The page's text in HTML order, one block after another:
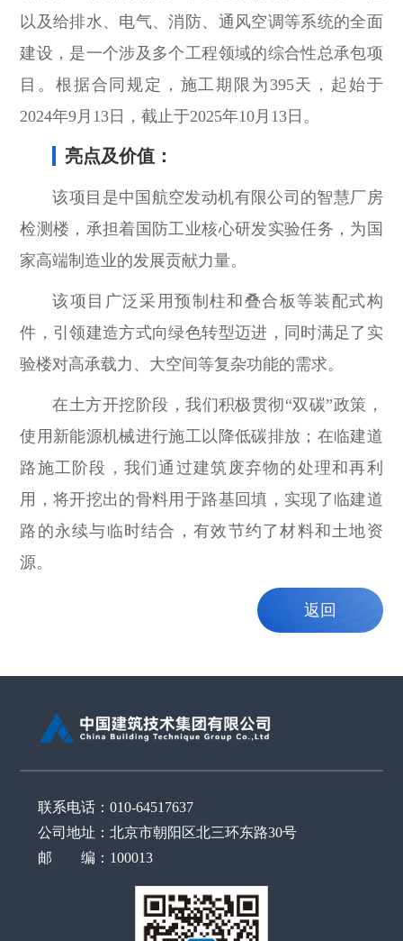
以及给排水、电气、消防、通风空调等系统的全面
建设，是一个涉及多个工程领域的综合性总承包项
目。根据合同规定，施工期限为395天，起始于
2024年9月13日，截止于2025年10月13日。
亮点及价值：
该项目是中国航空发动机有限公司的智慧厂房
检测楼，承担着国防工业核心研发实验任务，为国
家高端制造业的发展贡献力量。
该项目广泛采用预制柱和叠合板等装配式构
件，引领建造方式向绿色转型迈进，同时满足了实
验楼对高承载力、大空间等复杂功能的需求。
在土方开挖阶段，我们积极贯彻“双碳”政策，
使用新能源机械进行施工以降低碳排放；在临建道
路施工阶段，我们通过建筑废弃物的处理和再利
用，将开挖出的骨料用于路基回填，实现了临建道
路的永续与临时结合，有效节约了材料和土地资
源。
返回
联系电话：010-64517637
公司地址：北京市朝阳区北三环东路30号
邮 编：100013